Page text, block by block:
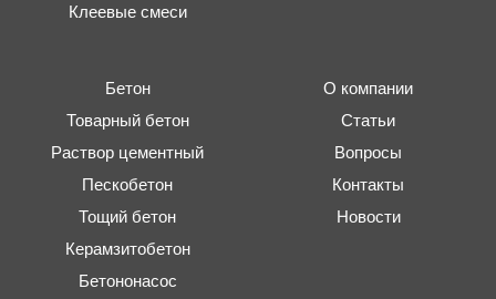
Клеевые смеси
Бетон
Товарный бетон
Раствор цементный
Пескобетон
Тощий бетон
Керамзитобетон
Бетононасос
О компании
Статьи
Вопросы
Контакты
Новости